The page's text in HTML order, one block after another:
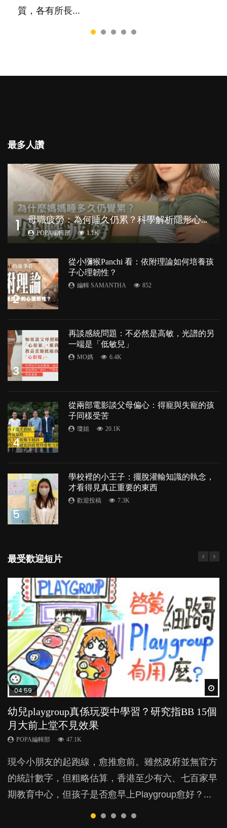
質，各有所長...
最多人讚
1 母
職疲勞：為何睡久仍累？科學解析隱形心理負擔
POPA編輯部 1.1K
2
從小獼猴Panchi 看：依附理論如何培養孩
子心理韌性？
編輯 SAMANTHA 852
3
再談感統問題：不必然是高敏，光譜的另
一端是「低敏兒」
MO媽 6.4K
4
從兩部電影談父母偏心：得寵與失寵的孩
子同樣受苦
瓊姐 20.1K
5
學校裡的小王子：擺脫灌輸知識的執念，
才看得見真正重要的東西
歡迎投稿 7.3K
最受歡迎短片
04:59
幼兒playgroup真係玩耍中學習？研究指BB 15個
月大前上堂不見效果
POPA編輯部 47.1K
現今小朋友的起跑線，愈推愈前。雖然政府並無官方
的統計數字，但粗略估算，香港至少有六、七百家早
期教育中心，但孩子是否愈早上Playgroup愈好？...
03:39
幼稚園遊戲課 如何刺激幼兒自發學習取代獎勵
與懲罰？
POPA編輯部 33.1K
由美國學者所創的 tools of the mind 課程，學生以遊
戲方式學習，學術能力和自制能力亦明顯比其他小朋
友優勝，到底這課程有何特別之處？...
03:02
老公患產後憂鬱症對BB的影響
POPA編輯部 15.9K
鬱，影響日常生活，嚴重的甚至會有自殺，或傷害小
朋友的念頭。但為何爸爸患上產後抑鬱往往難以察
覺？...
04:06
全職好？在職好？｜全職媽媽與在職媽媽的壓
力與價值
POPA編輯部 25.8K
許多媽媽心底可能都有一刻掙扎過：究竟全職好，還
是在職好。雖說每個家庭都有自己的獨特狀況和考慮
因素，但原來全職和在職媽媽所養育的子女其實都各
03:41
BB口腔期乜都放入口，父母該制止還是放手？
POPA編輯部 25.5K
成吮手指的習慣，大個就很難戒，但原來一刀切阻止
他們放東西入口，隨時會影響孩子的身心發展？...